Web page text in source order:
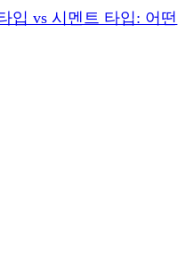
입 vs 시멘트 타입: 어떤